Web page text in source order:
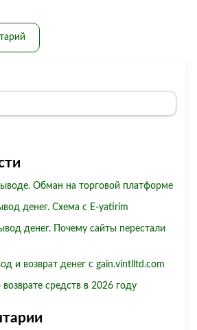
Обман на торговой платформе
денег. Схема с E-yatirim
денег. Почему сайты перестали
и возврат денег с gain.vintlltd.com
средств в 2026 году